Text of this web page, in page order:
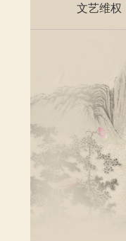
文艺维权